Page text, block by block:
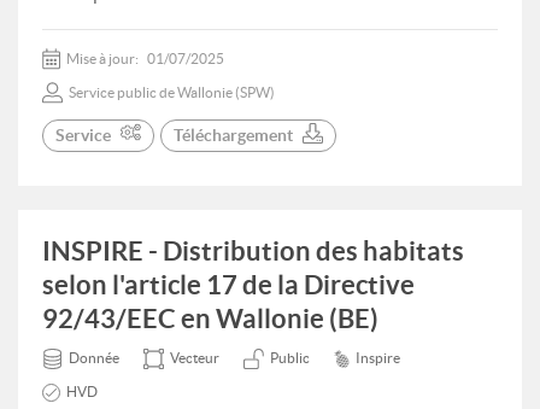
Mise à jour: 01/07/2025
Service public de Wallonie (SPW)
Service Téléchargement
INSPIRE - Distribution des habitats
selon l'article 17 de la Directive
92/43/EEC en Wallonie (BE)
Donnée Vecteur Public Inspire
HVD